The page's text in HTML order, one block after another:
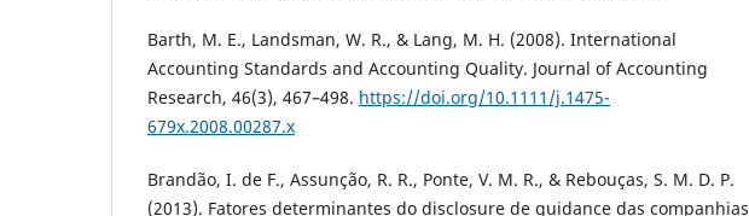
Barth, M. E., Landsman, W. R., & Lang, M. H. (2008). International
Accounting Standards and Accounting Quality. Journal of Accounting
Research, 46(3), 467–498. https://doi.org/10.1111/j.1475-
679x.2008.00287.x
Brandão, I. de F., Assunção, R. R., Ponte, V. M. R., & Rebouças, S. M. D. P.
(2013). Fatores determinantes do disclosure de guidance das companhias